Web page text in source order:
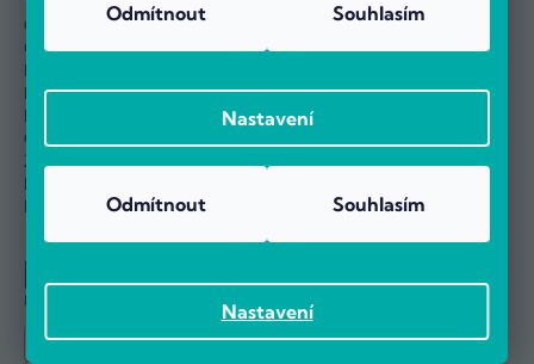
Nastavení
Odmítnout Souhlasím
Nastavení
Odmítnout Souhlasím
Obchodní podmínky
Ochrana osobních údajů
Informace o používání cookies
Nastavení sběru Cookies
Reklamační řád
Ověřování hodnocení
Zpětný odběr elektro odpadu
Návody
Blog
U nás můžete platit: